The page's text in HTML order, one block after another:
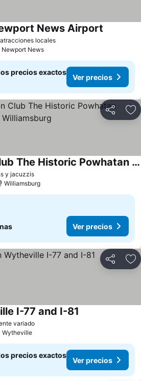
locales
News Airport
Newport News
precios exactos
Ver precios
Compartir
y jacuzzis
Hilton Vacation Club The Historic Powhatan Williamsburg
Williamsburg
Ver precios
Compartir
variado
I-77 and I-81
Wytheville
precios exactos
Ver precios